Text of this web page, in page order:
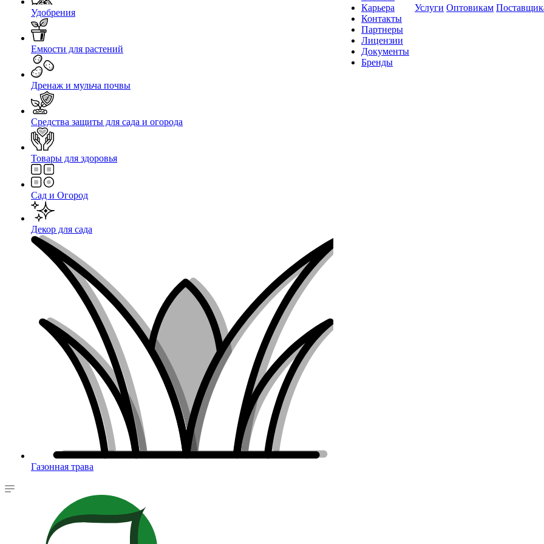
Удобрения
Емкости для растений
Дренаж и мульча почвы
Средства защиты для сада и огорода
Товары для здоровья
Сад и Огород
Декор для сада
Газонная трава
Карьера
Контакты
Партнеры
Лицензии
Документы
Бренды
Услуги Оптовикам